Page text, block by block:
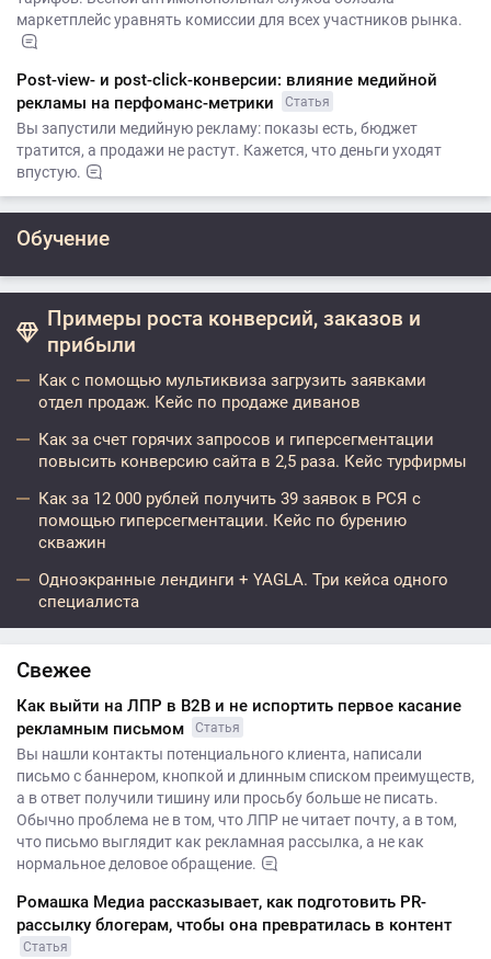
маркетплейс уравнять комиссии для всех участников рынка.
Post-view- и post-click-конверсии: влияние медийной
рекламы на перфоманс-метрики
Статья
Вы запустили медийную рекламу: показы есть, бюджет
тратится, а продажи не растут. Кажется, что деньги уходят
впустую.
Обучение
Примеры роста конверсий, заказов и
прибыли
Как с помощью мультиквиза загрузить заявками
отдел продаж. Кейс по продаже диванов
Как за счет горячих запросов и гиперсегментации
повысить конверсию сайта в 2,5 раза. Кейс турфирмы
Как за 12 000 рублей получить 39 заявок в РСЯ с
помощью гиперсегментации. Кейс по бурению
скважин
Одноэкранные лендинги + YAGLA. Три кейса одного
специалиста
Свежее
Как выйти на ЛПР в B2B и не испортить первое касание
рекламным письмом
Статья
Вы нашли контакты потенциального клиента, написали
письмо с баннером, кнопкой и длинным списком преимуществ,
а в ответ получили тишину или просьбу больше не писать.
Обычно проблема не в том, что ЛПР не читает почту, а в том,
что письмо выглядит как рекламная рассылка, а не как
нормальное деловое обращение.
Ромашка Медиа рассказывает, как подготовить PR-
рассылку блогерам, чтобы она превратилась в контент
Статья